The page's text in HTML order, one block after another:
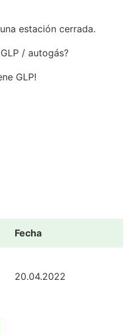
estación cerrada.
/ autogás?
GLP!
Fecha
20.04.2022